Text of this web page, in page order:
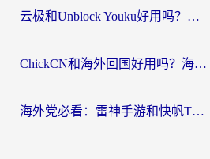
云极和Unblock Youku好用吗？海外党亲测+2026回国加速器避坑指南
ChickCN和海外回国好用吗？海外党2026亲测：从手游到影音，选对加速器的3个关键
海外党必看：雷神手游和快帆TV版好用吗？3步选对回国加速器不踩坑